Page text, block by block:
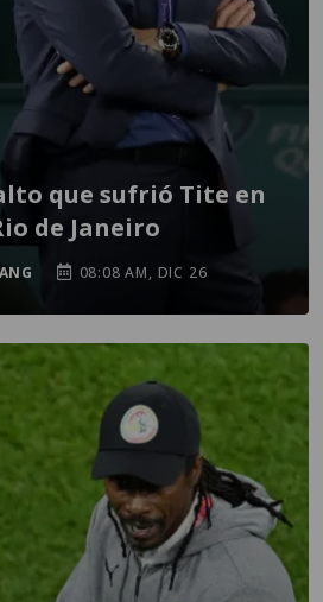
que sufrió Tite en
de Janeiro
08:08 AM, DIC 26